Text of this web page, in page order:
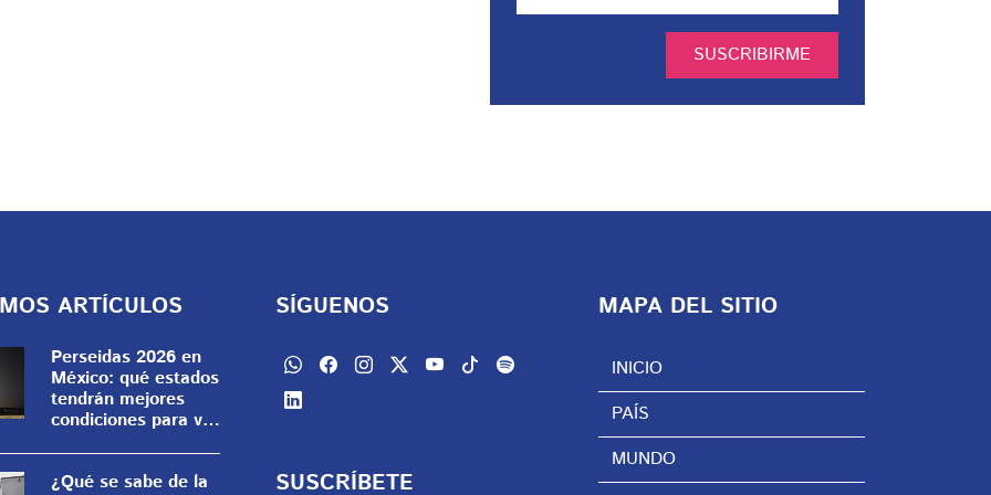
SUSCRIBIRME
ARTÍCULOS
Perseidas 2026 en
México: qué estados
tendrán mejores
condiciones para ver
meteoros
¿Qué se sabe de la
SÍGUENOS
SUSCRÍBETE
MAPA DEL SITIO
INICIO
PAÍS
MUNDO